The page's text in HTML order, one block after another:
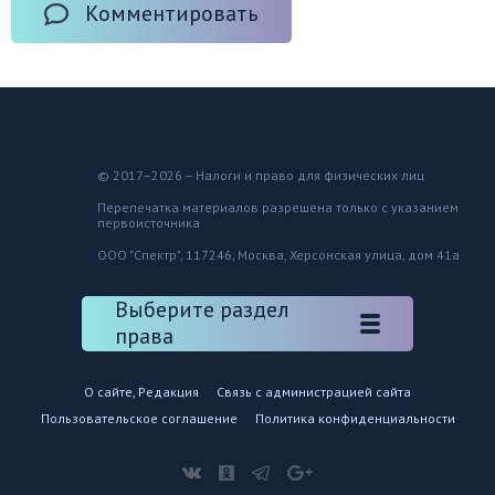
Комментировать
© 2017–2026 – Налоги и право для физических лиц
Перепечатка материалов разрешена только с указанием
первоисточника
ООО "Спектр", 117246, Москва, Херсонская улица, дом 41а
Выберите раздел
права
О сайте, Редакция
Связь с администрацией сайта
Пользовательское соглашение
Политика конфиденциальности